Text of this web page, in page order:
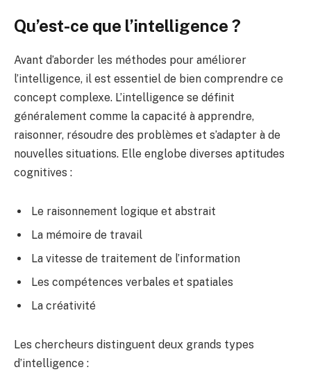
Qu’est-ce que l’intelligence ?
Avant d’aborder les méthodes pour améliorer
l’intelligence, il est essentiel de bien comprendre ce
concept complexe. L’intelligence se définit
généralement comme la capacité à apprendre,
raisonner, résoudre des problèmes et s’adapter à de
nouvelles situations. Elle englobe diverses aptitudes
cognitives :
Le raisonnement logique et abstrait
La mémoire de travail
La vitesse de traitement de l’information
Les compétences verbales et spatiales
La créativité
Les chercheurs distinguent deux grands types
d’intelligence :